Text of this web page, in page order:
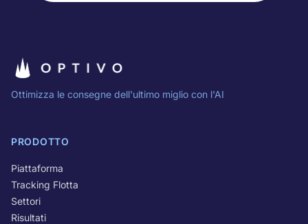
Ottimizza le consegne dell'ultimo miglio con l'AI
PRODOTTO
Piattaforma
Tracking Flotta
Settori
Risultati